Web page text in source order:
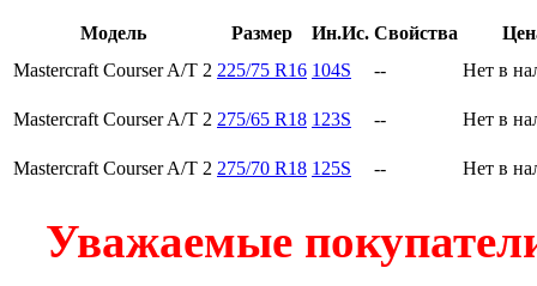
Модель Размер Ин.Ис. Свойства
Mastercraft Courser A/T 2 225/75 R16 104S -- Нет в
Mastercraft Courser A/T 2 275/65 R18 123S -- Нет в
Mastercraft Courser A/T 2 275/70 R18 125S -- Нет в
Уважаемые